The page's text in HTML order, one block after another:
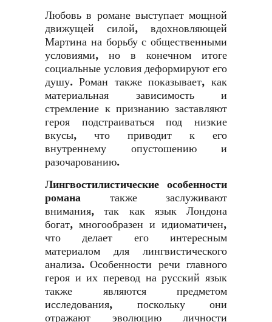
Любовь в романе выступает мощной
движущей силой, вдохновляющей
Мартина на борьбу с общественными
условиями, но в конечном итоге
социальные условия деформируют его
душу. Роман также показывает, как
материальная зависимость и
стремление к признанию заставляют
героя подстраиваться под низкие
вкусы, что приводит к его
внутреннему опустошению и
разочарованию.
Лингвостилистические особенности
романа также заслуживают
внимания, так как язык Лондона
богат, многообразен и идиоматичен,
что делает его интересным
материалом для лингвистического
анализа. Особенности речи главного
героя и их перевод на русский язык
также являются предметом
исследования, поскольку они
отражают эволюцию личности